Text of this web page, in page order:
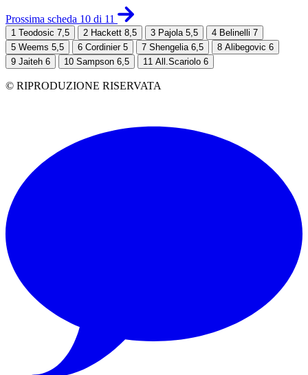
Prossima scheda 10 di 11
1 Teodosic 7,5 2 Hackett 8,5 3 Pajola 5,5 4 Belinelli 7
5 Weems 5,5 6 Cordinier 5 7 Shengelia 6,5 8 Alibegovic 6
9 Jaiteh 6 10 Sampson 6,5 11 All.Scariolo 6
© RIPRODUZIONE RISERVATA